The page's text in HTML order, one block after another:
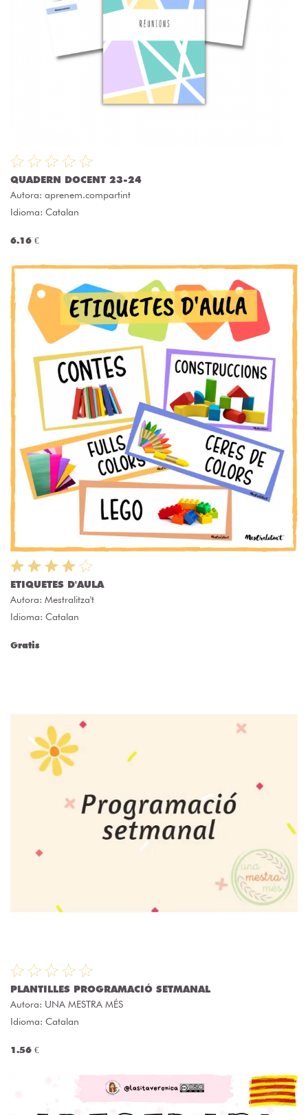
QUADERN DOCENT 23-24
Autora: aprenem.compartint
Idioma: Catalan
6.16 €
ETIQUETES D'AULA
Autora: Mestralitza't
Idioma: Catalan
Gratis
PLANTILLES PROGRAMACIÓ SETMANAL
Autora: UNA MESTRA MÉS
Idioma: Catalan
1.56 €